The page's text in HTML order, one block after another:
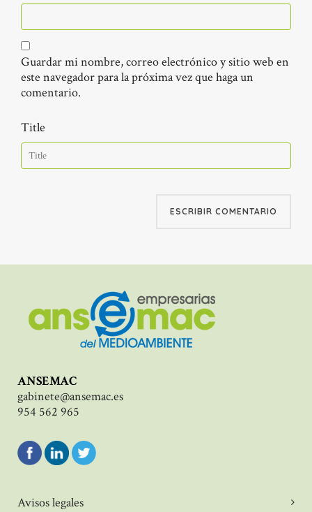
Guardar mi nombre, correo electrónico y sitio web en
este navegador para la próxima vez que haga un
comentario.
Title
ANSEMAC
gabinete@ansemac.es
954 562 965
Avisos legales